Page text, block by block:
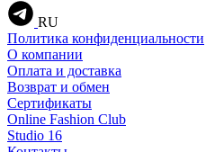
RU
Политика конфиденциальности
О компании
Оплата и доставка
Возврат и обмен
Сертификаты
Online Fashion Club
Studio 16